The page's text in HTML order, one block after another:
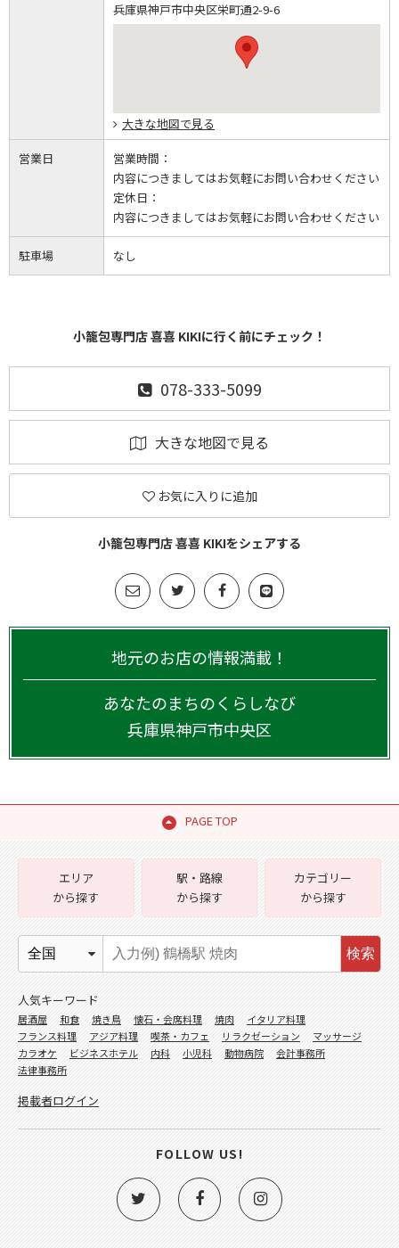
兵庫県神戸市中央区栄町通2-9-6
大きな地図で見る
営業日
営業時間：
内容につきましてはお気軽にお問い合わせください
定休日：
内容につきましてはお気軽にお問い合わせください
駐車場 なし
小籠包専門店 喜喜 KIKIに行く前にチェック！
078-333-5099
大きな地図で見る
お気に入りに追加
小籠包専門店 喜喜 KIKIをシェアする
地元のお店の情報満載！
あなたのまちのくらしなび
兵庫県神戸市中央区
PAGE TOP
エリア
から探す
駅・路線
から探す
カテゴリー
から探す
検索
人気キーワード
居酒屋 和食 焼き鳥 懐石・会席料理 焼肉
イタリア料理
フランス料理
アジア料理 喫茶・カフェ リラクゼーション
マッサージ
カラオケ
ビジネスホテル 内科 小児科 動物病院
会計事務所
法律事務所
掲載者ログイン
FOLLOW US!